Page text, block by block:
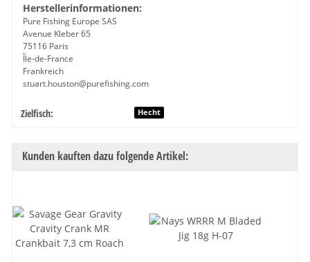
Herstellerinformationen:
Pure Fishing Europe SAS
Avenue Kleber 65
75116 Paris
Île-de-France
Frankreich
stuart.houston@purefishing.com
Produkteigenschaft
Wert
Zielfisch: Hecht
Kunden kauften dazu folgende Artikel: